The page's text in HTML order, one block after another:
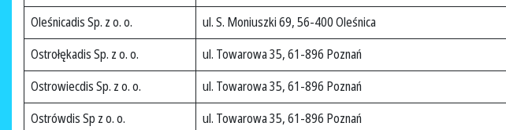
Oleśnicadis Sp. z o. o.
ul. S. Moniuszki 69, 56-400 Oleśnica
Ostrołękadis Sp. z o. o.
ul. Towarowa 35, 61-896 Poznań
Ostrowiecdis Sp. z o. o.
ul. Towarowa 35, 61-896 Poznań
Ostrówdis Sp z o. o.
ul. Towarowa 35, 61-896 Poznań